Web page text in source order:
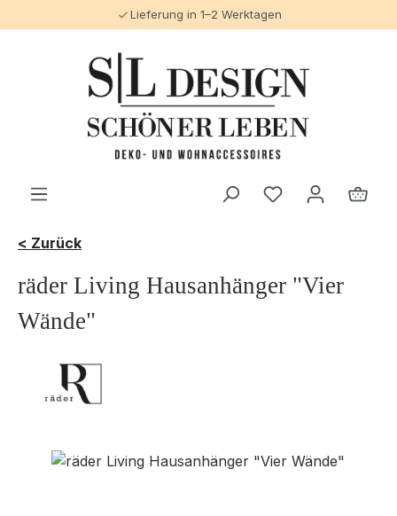
Lieferung in 1–2 Werktagen
< Zurück
räder Living Hausanhänger "Vier
Wände"
Bildergalerie überspringen